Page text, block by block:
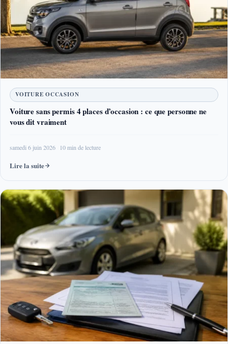
VOITURE OCCASION
Voiture sans permis 4 places d’occasion : ce que personne ne
vous dit vraiment
samedi 6 juin 2026 10 min de lecture
Lire la suite